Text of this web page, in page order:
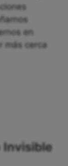
en
más cerca
Invisible